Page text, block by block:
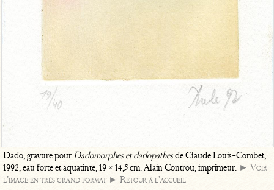
Dado, gravure pourDadomorphes et dadopathesde Claude Louis-Combet,
1992, eau forte et aquatinte, 19 × 14,5 cm. Alain Controu, imprimeur. ► Voir
l’image en très grand format ► Retour à l’accueil